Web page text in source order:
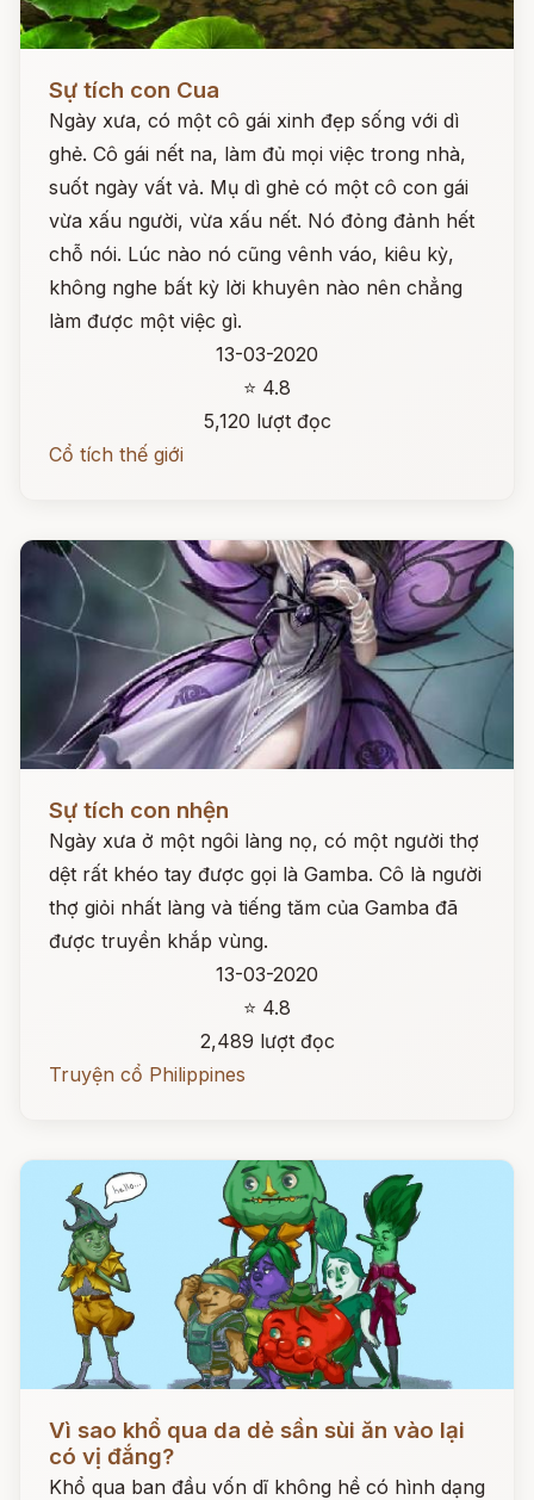
Sự tích con Cua
Ngày xưa, có một cô gái xinh đẹp sống với dì
ghẻ. Cô gái nết na, làm đủ mọi việc trong nhà,
suốt ngày vất vả. Mụ dì ghẻ có một cô con gái
vừa xấu người, vừa xấu nết. Nó đỏng đảnh hết
chỗ nói. Lúc nào nó cũng vênh váo, kiêu kỳ,
không nghe bất kỳ lời khuyên nào nên chẳng
làm được một việc gì.
13-03-2020
⭐ 4.8
5,120 lượt đọc
Cổ tích thế giới
Sự tích con nhện
Ngày xưa ở một ngôi làng nọ, có một người thợ
dệt rất khéo tay được gọi là Gamba. Cô là người
thợ giỏi nhất làng và tiếng tăm của Gamba đã
được truyền khắp vùng.
13-03-2020
⭐ 4.8
2,489 lượt đọc
Truyện cổ Philippines
Vì sao khổ qua da dẻ sần sùi ăn vào lại
có vị đắng?
Khổ qua ban đầu vốn dĩ không hề có hình dạng